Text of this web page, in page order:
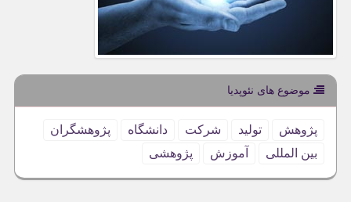
موضوع های نئوپدیا
پژوهش تولید شركت دانشگاه
پژوهشگران
بین المللی
آموزش پژوهشی